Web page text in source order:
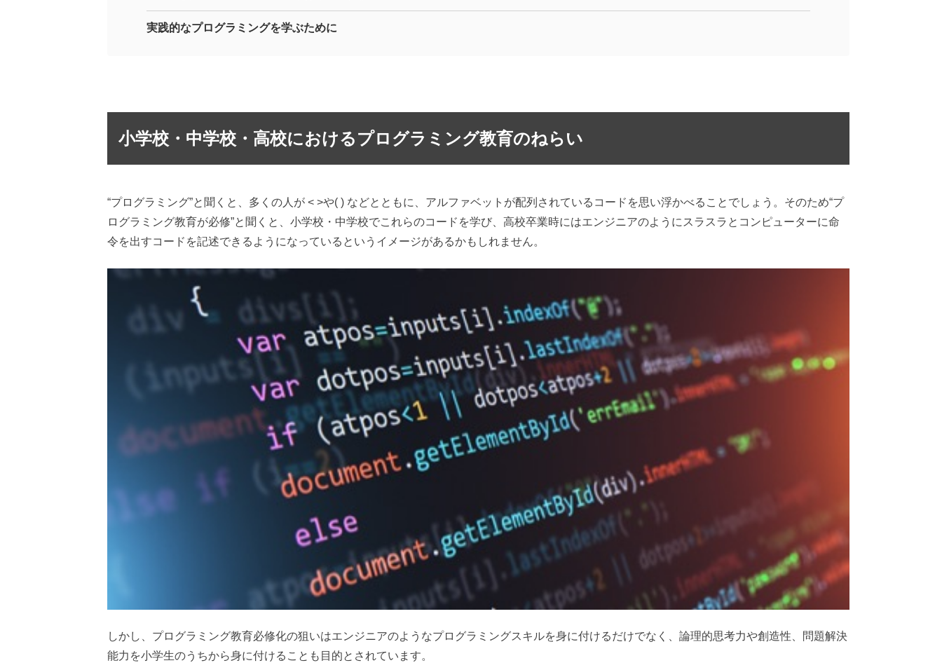
実践的なプログラミングを学ぶために
小学校・中学校・高校におけるプログラミング教育のねらい
“プログラミング”と聞くと、多くの人が < >や( ) などとともに、アルファベットが配列されているコードを思い浮かべることでしょう。そのため“プ
ログラミング教育が必修”と聞くと、小学校・中学校でこれらのコードを学び、高校卒業時にはエンジニアのようにスラスラとコンピューターに命
令を出すコードを記述できるようになっているというイメージがあるかもしれません。
しかし、プログラミング教育必修化の狙いはエンジニアのようなプログラミングスキルを身に付けるだけでなく、論理的思考力や創造性、問題解決
能力を小学生のうちから身に付けることも目的とされています。